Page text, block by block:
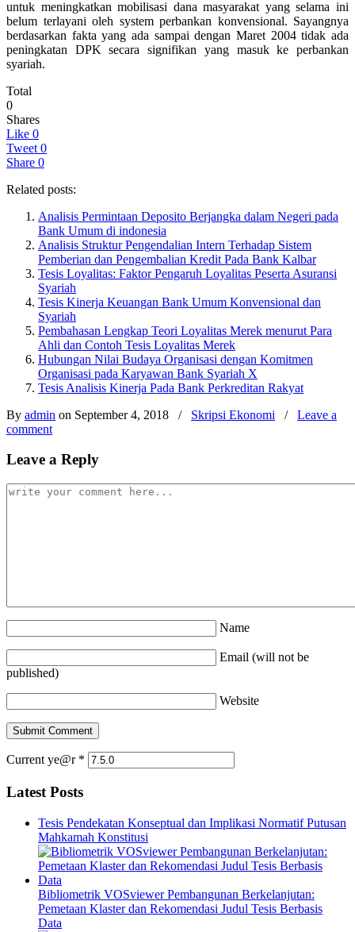
untuk meningkatkan mobilisasi dana masyarakat yang selama ini
belum terlayani oleh system perbankan konvensional. Sayangnya
berdasarkan fakta yang ada sampai dengan Maret 2004 tidak ada
peningkatan DPK secara signifikan yang masuk ke perbankan
syariah.
Total
0
Shares
Like 0
Tweet 0
Share 0
Related posts:
Analisis Permintaan Deposito Berjangka dalam Negeri pada
Bank Umum di indonesia
Analisis Struktur Pengendalian Intern Terhadap Sistem
Pemberian dan Pengembalian Kredit Pada Bank Kalbar
Tesis Loyalitas: Faktor Pengaruh Loyalitas Peserta Asuransi
Syariah
Tesis Kinerja Keuangan Bank Umum Konvensional dan
Syariah
Pembahasan Lengkap Teori Loyalitas Merek menurut Para
Ahli dan Contoh Tesis Loyalitas Merek
Hubungan Nilai Budaya Organisasi dengan Komitmen
Organisasi pada Karyawan Bank Syariah X
Tesis Analisis Kinerja Pada Bank Perkreditan Rakyat
By admin on September 4, 2018 / Skripsi Ekonomi / Leave a
comment
Leave a Reply
Name
Email (will not be
published)
Website
Current ye@r *
Latest Posts
Tesis Pendekatan Konseptual dan Implikasi Normatif Putusan
Mahkamah Konstitusi
Bibliometrik VOSviewer Pembangunan Berkelanjutan:
Pemetaan Klaster dan Rekomendasi Judul Tesis Berbasis
Data